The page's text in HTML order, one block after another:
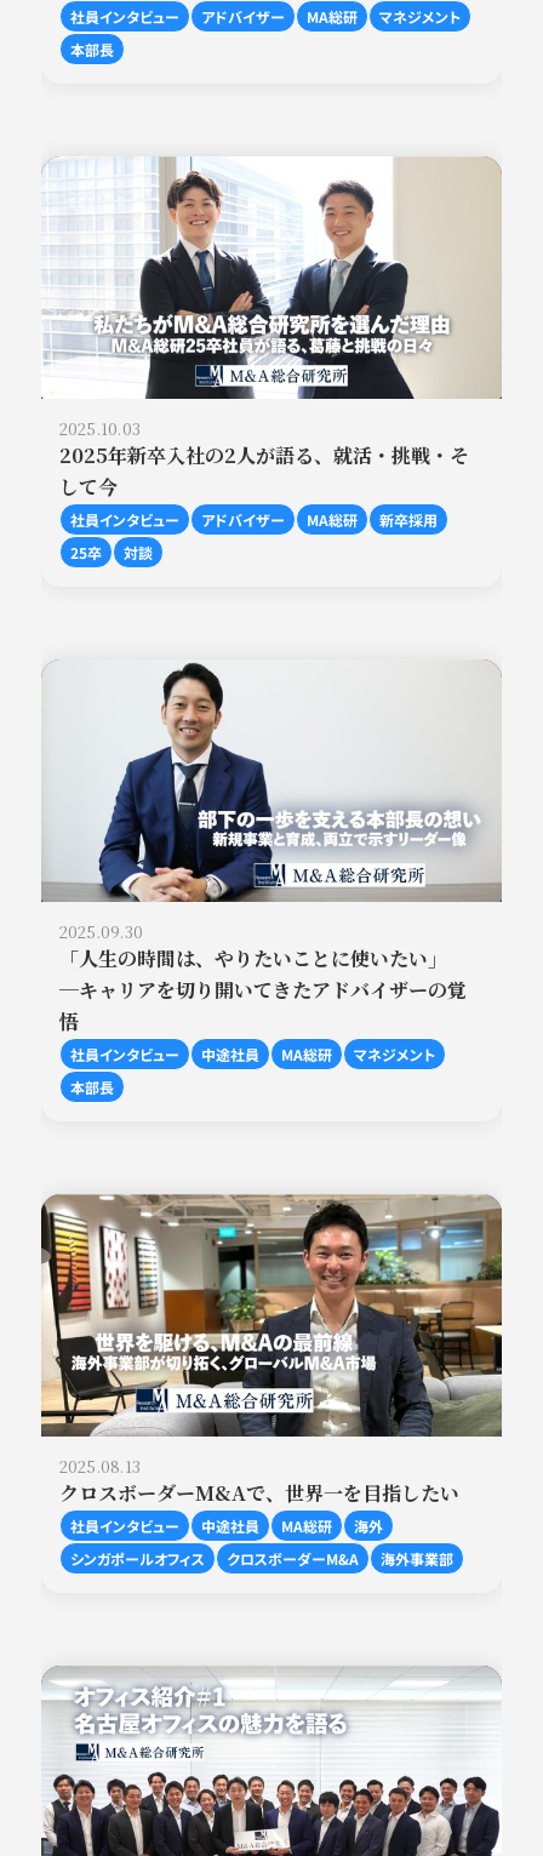
社員インタビュー アドバイザー MA総研
マネジメント
本部長
2025.10.03
2025年新卒入社の2人が語る、就活・挑戦・そ
して今
社員インタビュー アドバイザー MA総研
新卒採用
25卒
対談
2025.09.30
「人生の時間は、やりたいことに使いたい」
─キャリアを切り開いてきたアドバイザーの覚
悟
社員インタビュー 中途社員 MA総研
マネジメント
本部長
2025.08.13
クロスボーダーM&Aで、世界一を目指したい
社員インタビュー 中途社員 MA総研
海外
シンガポールオフィス
クロスボーダーM&A 海外事業部